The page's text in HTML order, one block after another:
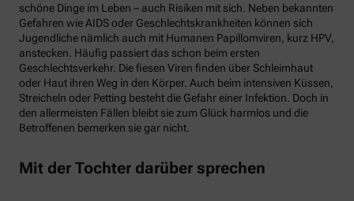
schöne Dinge im Leben – auch Risiken mit sich. Neben bekannten
Gefahren wie AIDS oder Geschlechtskrankheiten können sich
Jugendliche nämlich auch mit Humanen Papillomviren, kurz HPV,
anstecken. Häufig passiert das schon beim ersten
Geschlechtsverkehr. Die fiesen Viren finden über Schleimhaut
oder Haut ihren Weg in den Körper. Auch beim intensiven Küssen,
Streicheln oder Petting besteht die Gefahr einer Infektion. Doch in
den allermeisten Fällen bleibt sie zum Glück harmlos und die
Betroffenen bemerken sie gar nicht.
Mit der Tochter darüber sprechen